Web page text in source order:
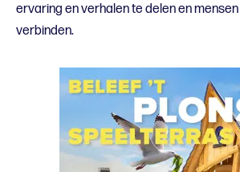
ervaring en verhalen te delen en
verbinden.